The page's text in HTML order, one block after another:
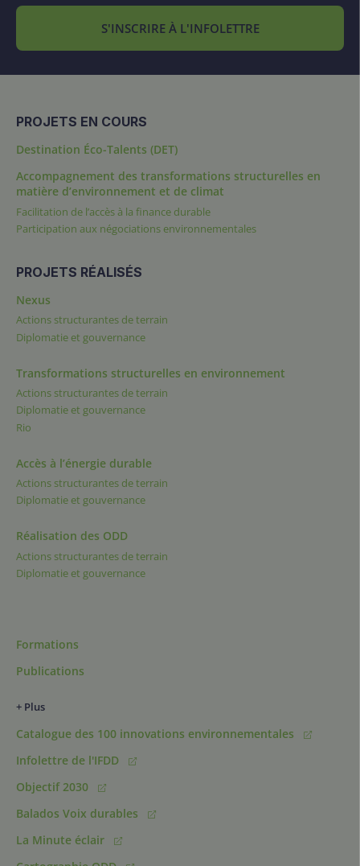
S'INSCRIRE À L'INFOLETTRE
PROJETS EN COURS
Destination Éco-Talents (DET)
Accompagnement des transformations structurelles en
matière d’environnement et de climat
Facilitation de l’accès à la finance durable
Participation aux négociations environnementales
PROJETS RÉALISÉS
Nexus
Actions structurantes de terrain
Diplomatie et gouvernance
Transformations structurelles en environnement
Actions structurantes de terrain
Diplomatie et gouvernance
Rio
Accès à l’énergie durable
Actions structurantes de terrain
Diplomatie et gouvernance
Réalisation des ODD
Actions structurantes de terrain
Diplomatie et gouvernance
Formations
Publications
+ Plus
Catalogue des 100 innovations environnementales
Infolettre de l'IFDD
Objectif 2030
Balados Voix durables
La Minute éclair